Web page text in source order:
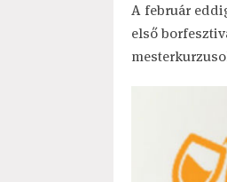
A február
első